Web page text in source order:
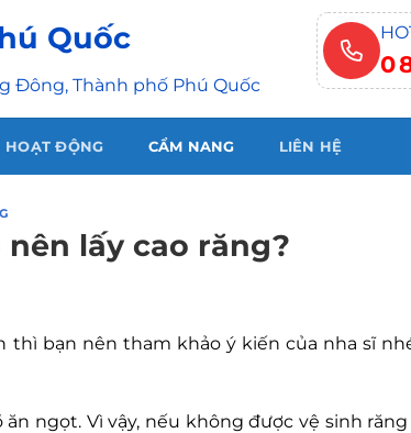
Quốc
Đông, Thành phố Phú Quốc
HOẠT ĐỘNG CẨM NANG LIÊN HỆ
lấy cao răng?
bạn nên tham khảo ý kiến của nha sĩ
ngọt. Vì vậy, nếu không được vệ sinh